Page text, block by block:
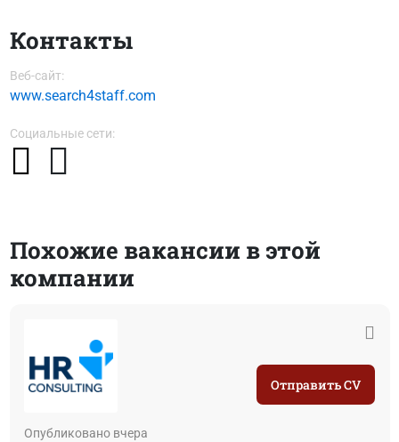
Контакты
Веб-сайт:
www.search4staff.com
Социальные сети:
Похожие вакансии в этой
компании
Опубликовано вчера
Отправить CV